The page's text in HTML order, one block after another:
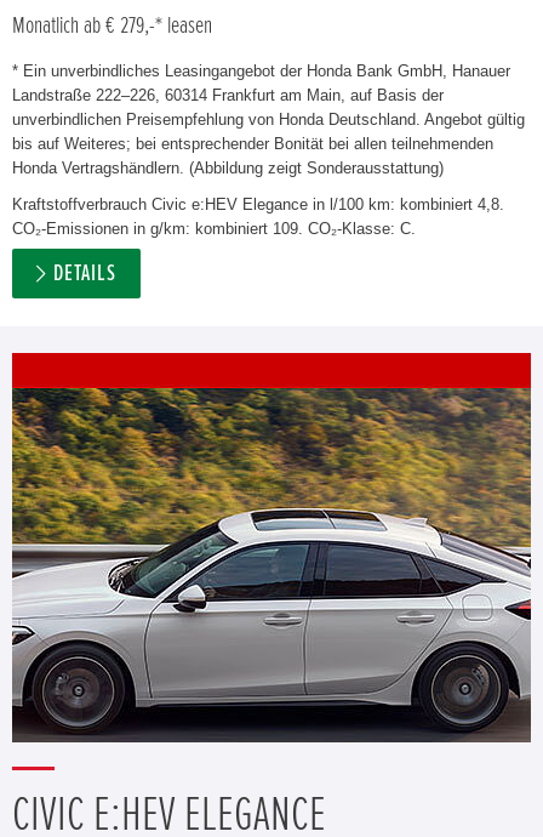
Monatlich ab € 279,-* leasen
* Ein unverbindliches Leasingangebot der Honda Bank GmbH, Hanauer
Landstraße 222–226, 60314 Frankfurt am Main, auf Basis der
unverbindlichen Preisempfehlung von Honda Deutschland. Angebot gültig
bis auf Weiteres; bei entsprechender Bonität bei allen teilnehmenden
Honda Vertragshändlern. (Abbildung zeigt Sonderausstattung)
Kraftstoffverbrauch Civic e:HEV Elegance in l/100 km: kombiniert 4,8.
CO₂-Emissionen in g/km: kombiniert 109. CO₂-Klasse: C.
DETAILS
CIVIC E:HEV ELEGANCE